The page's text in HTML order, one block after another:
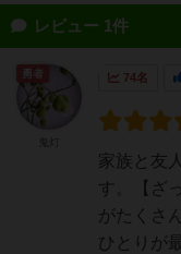
レビュー 1件
74名
家族と友
す。【ざ
がたくさ
ひとりが
勇者